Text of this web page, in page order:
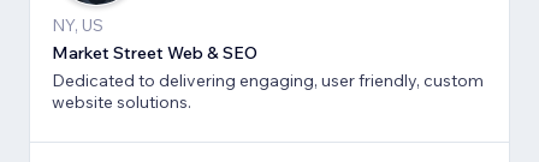
NY, US
Market Street Web & SEO
Dedicated to delivering engaging, user friendly, custom
website solutions.